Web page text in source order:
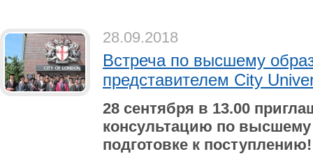
28.09.2018
Встреча по высшему
представителем City
28 сентября в 13.00
консультацию по
подготовке к поступлению!